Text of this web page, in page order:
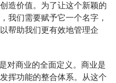
造价值。为了让这个新颖的
我们需要赋予它一个名字，
帮助我们更有效地管理企
对商业的全面定义。商业是
挥功能的整合体系。从这个